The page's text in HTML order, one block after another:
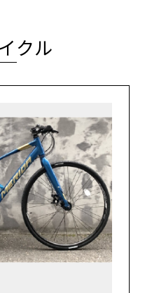
クル